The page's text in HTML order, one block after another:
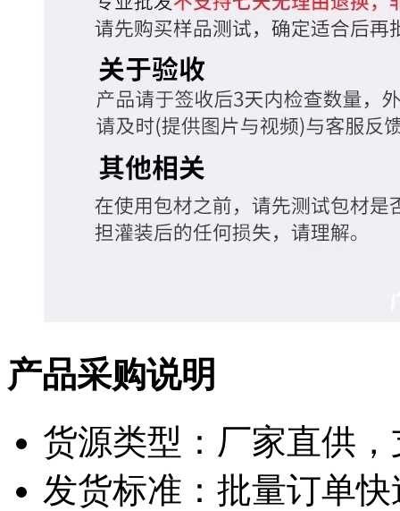
产品采购说明
货源类型：厂家直供
发货标准：批量订单